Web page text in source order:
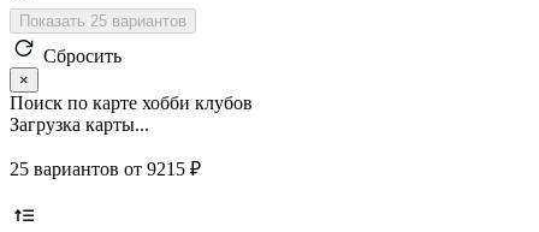
Показать 25 вариантов
Сбросить
×
Поиск по карте хобби клубов
Загрузка карты...
25 вариантов от 9215 ₽